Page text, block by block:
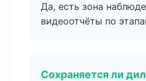
Да, есть зона
видеоотчёты по
Сохраняется ли